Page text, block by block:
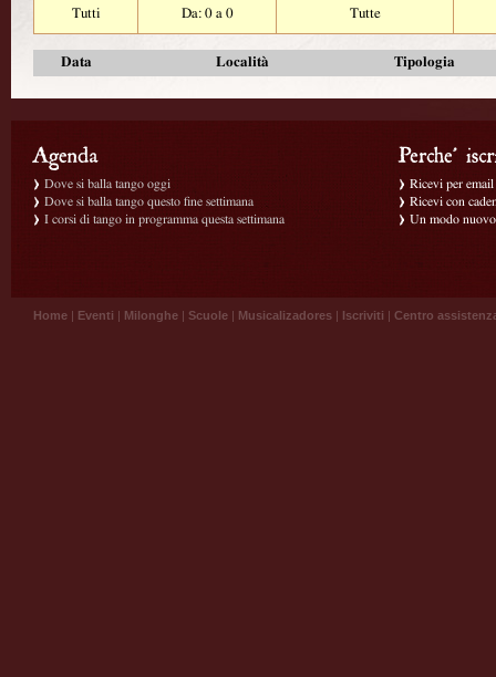
Tutti
Da: 0 a 0 Tutte
Data Località Tipologia
Dove si balla tango oggi
Dove si balla tango questo fine settimana
I corsi di tango in programma questa settimana
Ricevi per
Ricevi con
Un modo
Home | Eventi | Milonghe | Scuole | Musicalizadores | Iscriviti | Centro